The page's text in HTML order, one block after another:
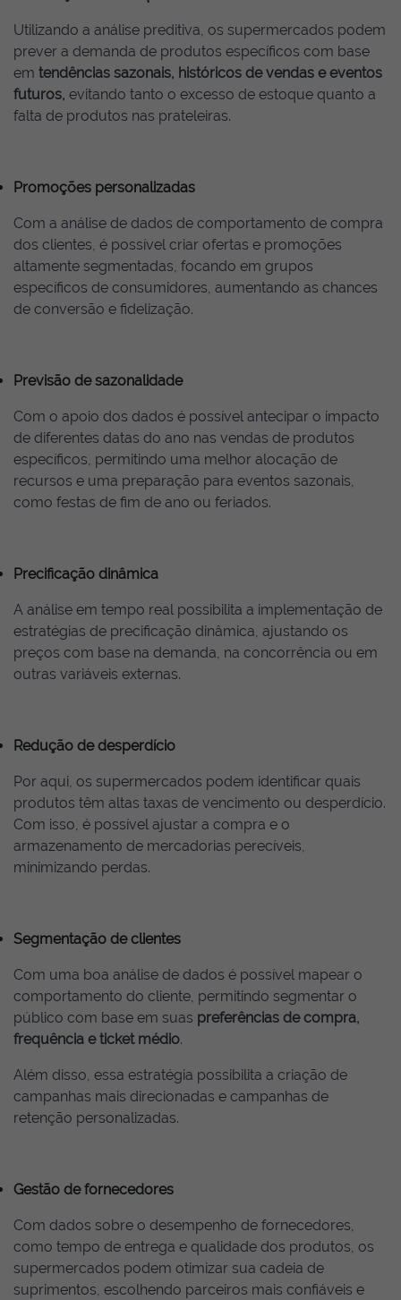
Utilizando a análise preditiva, os supermercados podem
prever a demanda de produtos específicos com base
em tendências sazonais, históricos de vendas e eventos
futuros, evitando tanto o excesso de estoque quanto a
falta de produtos nas prateleiras.
Promoções personalizadas
Com a análise de dados de comportamento de compra
dos clientes, é possível criar ofertas e promoções
altamente segmentadas, focando em grupos
específicos de consumidores, aumentando as chances
de conversão e fidelização.
Previsão de sazonalidade
Com o apoio dos dados é possível antecipar o impacto
de diferentes datas do ano nas vendas de produtos
específicos, permitindo uma melhor alocação de
recursos e uma preparação para eventos sazonais,
como festas de fim de ano ou feriados.
Precificação dinâmica
A análise em tempo real possibilita a implementação de
estratégias de precificação dinâmica, ajustando os
preços com base na demanda, na concorrência ou em
outras variáveis externas.
Redução de desperdício
Por aqui, os supermercados podem identificar quais
produtos têm altas taxas de vencimento ou desperdício.
Com isso, é possível ajustar a compra e o
armazenamento de mercadorias perecíveis,
minimizando perdas.
Segmentação de clientes
Com uma boa análise de dados é possível mapear o
comportamento do cliente, permitindo segmentar o
público com base em suas preferências de compra,
frequência e ticket médio.
Além disso, essa estratégia possibilita a criação de
campanhas mais direcionadas e campanhas de
retenção personalizadas.
Gestão de fornecedores
Com dados sobre o desempenho de fornecedores,
como tempo de entrega e qualidade dos produtos, os
supermercados podem otimizar sua cadeia de
suprimentos, escolhendo parceiros mais confiáveis e